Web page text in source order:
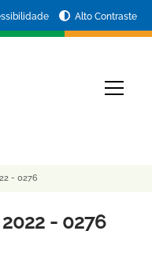
Alto Contraste
- 0276
2022 - 0276